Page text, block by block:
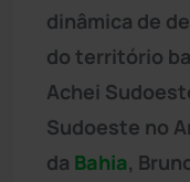
dinâmica de
do território
Achei
Sudoeste no
da Bahia,